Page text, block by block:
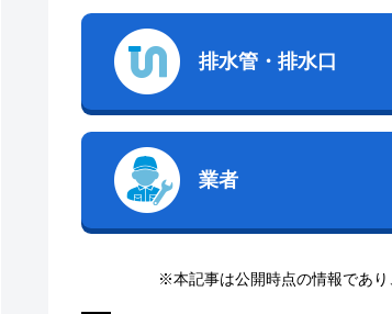
排水管・排水口
業者
※本記事は公開時点の情報であり